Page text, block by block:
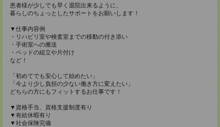
患者様が少しでも早く退院出来るように、
暮らしのちょっとしたサポートをお願いします！
▼仕事内容例
・リハビリ室や検査室までの移動の付き添い
・手術室への搬送
・ベッドの組立や片付け
など！
「初めてでも安心して始めたい」
「今より少し負担の少ない働き方に変えたい」
どちらの方にもフィットするお仕事です！
▼資格手当、資格支援制度有り
▼有給休暇有り
▼社会保険完備